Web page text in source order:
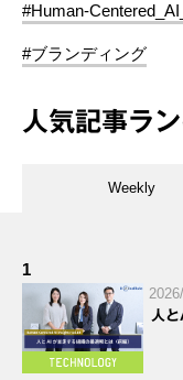
#Human-
#ブランディング
人気記事ラ
Weekly
1
人